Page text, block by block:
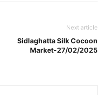
Next article
Sidlaghatta Silk Cocoon
Market-27/02/2025